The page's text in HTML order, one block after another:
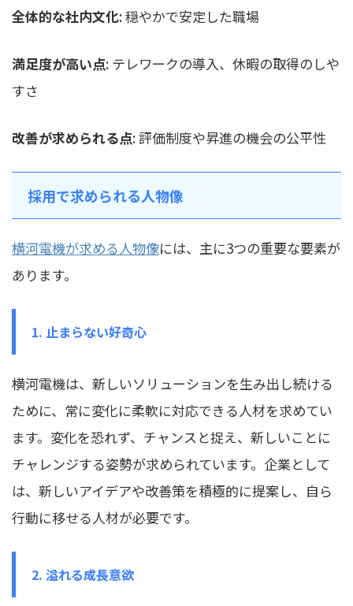
全体的な社内文化: 穏やかで安定した職場
満足度が高い点: テレワークの導入、休暇の取得のしや
すさ
改善が求められる点: 評価制度や昇進の機会の公平性
採用で求められる人物像
横河電機が求める人物像には、主に3つの重要な要素が
あります。
1. 止まらない好奇心
横河電機は、新しいソリューションを生み出し続ける
ために、常に変化に柔軟に対応できる人材を求めてい
ます。変化を恐れず、チャンスと捉え、新しいことに
チャレンジする姿勢が求められています。企業として
は、新しいアイデアや改善策を積極的に提案し、自ら
行動に移せる人材が必要です。
2. 溢れる成長意欲